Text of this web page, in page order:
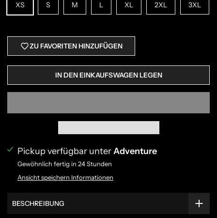
XS S M L XL 2XL 3XL
IN DEN EINKAUFSWAGEN LEGEN
ZU FAVORITEN HINZUFÜGEN
Pickup verfügbar unterAdventure
Gewöhnlich fertig in 24 Stunden
Ansicht speichern Informationen
BESCHREIBUNG